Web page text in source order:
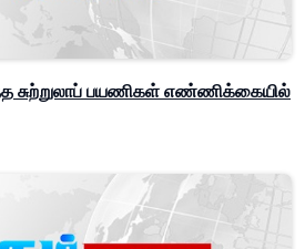
சுற்றுலாப் பயணிகள் எண்ணிக்கையில்